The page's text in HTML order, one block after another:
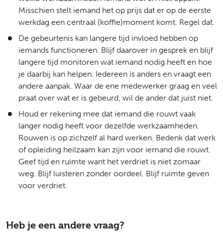
Misschien stelt iemand het op prijs dat er op de eerste
werkdag een centraal (koffie)moment komt. Regel dat.
De gebeurtenis kan langere tijd invloed hebben op
iemands functioneren. Blijf daarover in gesprek en blijf
langere tijd monitoren wat iemand nodig heeft en hoe
je daarbij kan helpen. Iedereen is anders en vraagt een
andere aanpak. Waar de ene medewerker graag en veel
praat over wat er is gebeurd, wil de ander dat juist niet.
Houd er rekening mee dat iemand die rouwt vaak
langer nodig heeft voor dezelfde werkzaamheden.
Rouwen is op zichzelf al hard werken. Bedenk dat werk
of opleiding heilzaam kan zijn voor iemand die rouwt.
Geef tijd en ruimte want het verdriet is niet zomaar
weg. Blijf luisteren zonder oordeel. Blijf ruimte geven
voor verdriet.
Heb je een andere vraag?